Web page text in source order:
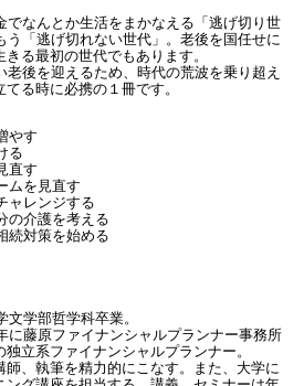
でなんとか生活をまかなえる「逃げ切り世
う「逃げ切れない世代」。老後を国任せに
る最初の世代でもあります。
老後を迎えるため、時代の荒波を乗り超え
る時に必携の１冊です。
やす
る
直す
ムを見直す
ャレンジする
の介護を考える
続対策を始める
学部哲学科卒業。
に藤原ファイナンシャルプランナー事務所
立系ファイナンシャルプランナー。
、執筆を精力的にこなす。また、大学に